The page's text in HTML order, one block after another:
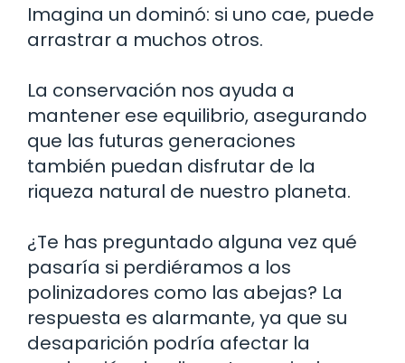
Imagina un dominó: si uno cae, puede
arrastrar a muchos otros.
La conservación nos ayuda a
mantener ese equilibrio, asegurando
que las futuras generaciones
también puedan disfrutar de la
riqueza natural de nuestro planeta.
¿Te has preguntado alguna vez qué
pasaría si perdiéramos a los
polinizadores como las abejas? La
respuesta es alarmante, ya que su
desaparición podría afectar la